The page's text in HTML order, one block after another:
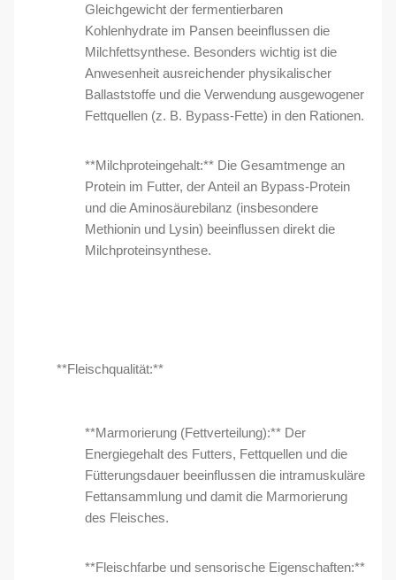
Gleichgewicht der fermentierbaren
Kohlenhydrate im Pansen beeinflussen die
Milchfettsynthese. Besonders wichtig ist die
Anwesenheit ausreichender physikalischer
Ballaststoffe und die Verwendung ausgewogener
Fettquellen (z. B. Bypass-Fette) in den Rationen.
**Milchproteingehalt:** Die Gesamtmenge an
Protein im Futter, der Anteil an Bypass-Protein
und die Aminosäurebilanz (insbesondere
Methionin und Lysin) beeinflussen direkt die
Milchproteinsynthese.
**Fleischqualität:**
**Marmorierung (Fettverteilung):** Der
Energiegehalt des Futters, Fettquellen und die
Fütterungsdauer beeinflussen die intramuskuläre
Fettansammlung und damit die Marmorierung
des Fleisches.
**Fleischfarbe und sensorische Eigenschaften:**